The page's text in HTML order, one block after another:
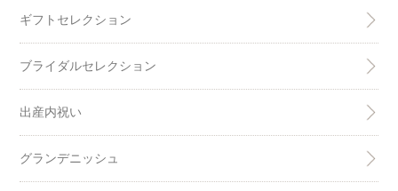
ギフトセレクション
ブライダルセレクション
出産内祝い
グランデニッシュ